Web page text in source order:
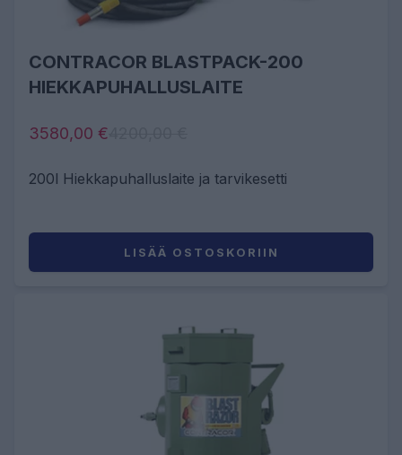
CONTRACOR BLASTPACK-200
HIEKKAPUHALLUSLAITE
3580,00 €
200l Hiekkapuhalluslaite ja tarvikesetti
LISÄÄ OSTOSKORIIN